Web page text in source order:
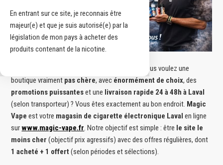
En entrant sur ce site, je reconnais être
majeur(e) et que je suis autorisé(e) par la
législation de mon pays à acheter des
produits contenant de la nicotine.
: vous voulez une
boutique vraiment pas chère, avec énormément de choix, des
promotions puissanteset une livraison rapide 24 à 48h à Laval
(selon transporteur) ? Vous êtes exactement au bon endroit. Magic
Vape est votre magasin de cigarette électronique Laval en ligne
surwww.magic-vape.fr. Notre objectif est simple : être le site le
moins cher (objectif prix agressifs) avec des offres régulières, dont
1 acheté + 1 offert (selon périodes et sélections).